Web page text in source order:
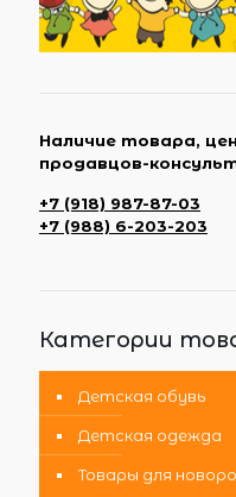
Наличие товара,
продавцов-
+7 (918) 987-87-03
+7 (988) 6-203-203
Категории
Детская обувь
Детская одежда
Товары для